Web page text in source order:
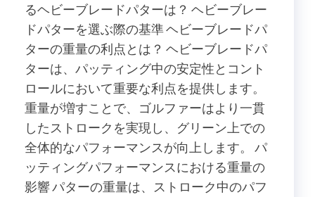
るヘビーブレードパターは？ ヘビーブレー
ドパターを選ぶ際の基準 ヘビーブレードパ
ターの重量の利点とは？ ヘビーブレードパ
ターは、パッティング中の安定性とコント
ロールにおいて重要な利点を提供します。
重量が増すことで、ゴルファーはより一貫
したストロークを実現し、グリーン上での
全体的なパフォーマンスが向上します。 パ
ッティングパフォーマンスにおける重量の
影響 パターの重量は、ストローク中のパフ